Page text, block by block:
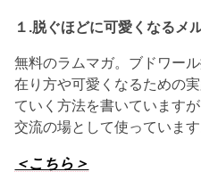
１.脱ぐほどに可愛くなるメ
無料のラムマガ。ブドワー
在り方や可愛くなるための
ていく方法を書いています
交流の場として使っています
＜こちら＞